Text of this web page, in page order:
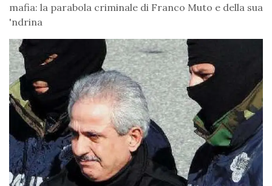
mafia: la parabola criminale di Franco Muto e della sua
'ndrina